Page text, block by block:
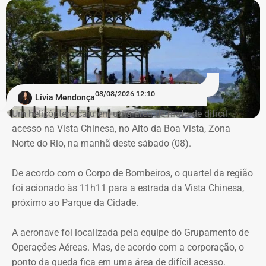
Trecho da argumentação da prefeitura de Búzios sobre a respeito da morte
de uma criança de 2 anos — Foto: Reprodução.
criança de 2 anos — Foto: Reprodução.
O pedido de Búzios à Justiça
Em caráter urgente, antes da apresentação da defesa das
empresas, a prefeitura solicitou:
Há registro de fogo na região, e militares especializados
em combate a incêndios florestais também foram
mobilizados.
Para dar apoio às buscas do Corpo de Bombeiros, o
ICMBio informou que um pequeno e restrito trecho da
Estrada da Vista Chinesa, em frente ao pagode chinês da
Vista Chinesa, foi interditado. A Vista Chinesa fica dentro
do Parque Nacional da Tijuca
Lívia Mendonça08/08/2026 12:10
Um helicóptero caiu em uma área de mata de difícil
acesso na Vista Chinesa, no Alto da Boa Vista, Zona
Norte do Rio, na manhã deste sábado (08).
De acordo com o Corpo de Bombeiros, o quartel da região
foi acionado às 11h11 para a estrada da Vista Chinesa,
próximo ao Parque da Cidade.
A aeronave foi localizada pela equipe do Grupamento de
Operações Aéreas. Mas, de acordo com a corporação, o
ponto da queda fica em uma área de difícil acesso.